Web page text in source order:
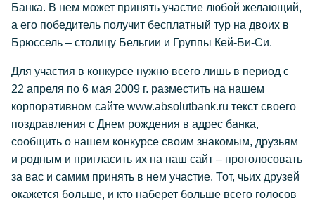
Банка. В нем может принять участие любой желающий,
а его победитель получит бесплатный тур на двоих в
Брюссель – столицу Бельгии и Группы Кей-Би-Си.
Для участия в конкурсе нужно всего лишь в период с
22 апреля по 6 мая 2009 г. разместить на нашем
корпоративном сайте www.absolutbank.ru текст своего
поздравления с Днем рождения в адрес банка,
сообщить о нашем конкурсе своим знакомым, друзьям
и родным и пригласить их на наш сайт – проголосовать
за вас и самим принять в нем участие. Тот, чьих друзей
окажется больше, и кто наберет больше всего голосов